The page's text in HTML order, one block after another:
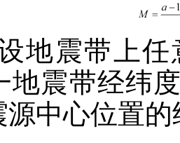
设地震带上
地震带经纬
中心位置